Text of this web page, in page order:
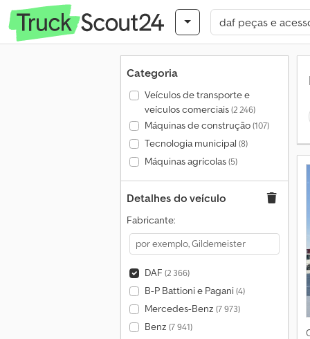
Categoria
Veículos de transporte e
veículos comerciais(2 246)
Máquinas de construção(107)
Tecnologia municipal (8)
Máquinas agrícolas(5)
Detalhes do veículo
Fabricante:
DAF (2 366)
B-P Battioni e Pagani(4)
Mercedes-Benz (7 973)
Benz (7 941)